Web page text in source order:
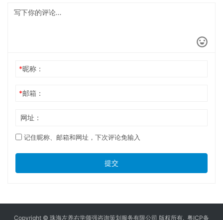
*昵称：
*邮箱：
网址：
记住昵称、邮箱和网址，下次评论免输入
提交
Copyright © 珠海左养右学颂强咨询策划服务有限公司 版权所有. 粤ICP备